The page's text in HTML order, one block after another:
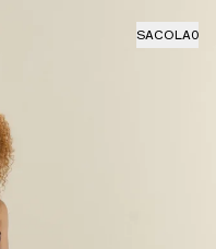
SACOLA0